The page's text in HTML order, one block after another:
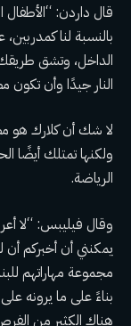
قال داردن: “الأطفال
بالنسبة لنا
الداخل، وتشق
النار جيدًا وأن تكون
لا شك أن كلارك هو
ولكنها تمتلك أيضًا
الرياضة.
وقال فيليبس: “لا
يمكنني أن أخبركم
مجموعة مهاراتهم
بناءً على ما يرونه
هناك الكثير من